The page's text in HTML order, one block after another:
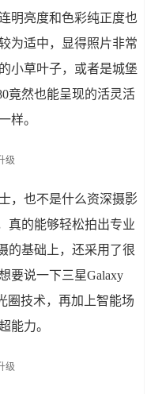
明亮度和色彩纯正度也
为适中，显得照片非常
小草叶子，或者是城堡
竟然也能呈现的活灵活
样。
，也不是什么资深摄影
真的能够轻松拍出专业
的基础上，还采用了很
要说一下三星Galaxy
圈技术，再加上智能场
能力。